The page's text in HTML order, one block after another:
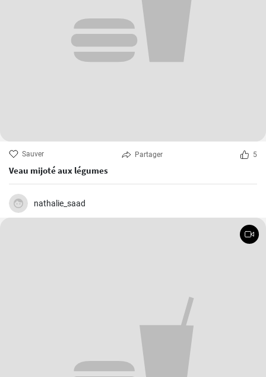
Sauver Partager 5
Veau mijoté aux légumes
nathalie_saad